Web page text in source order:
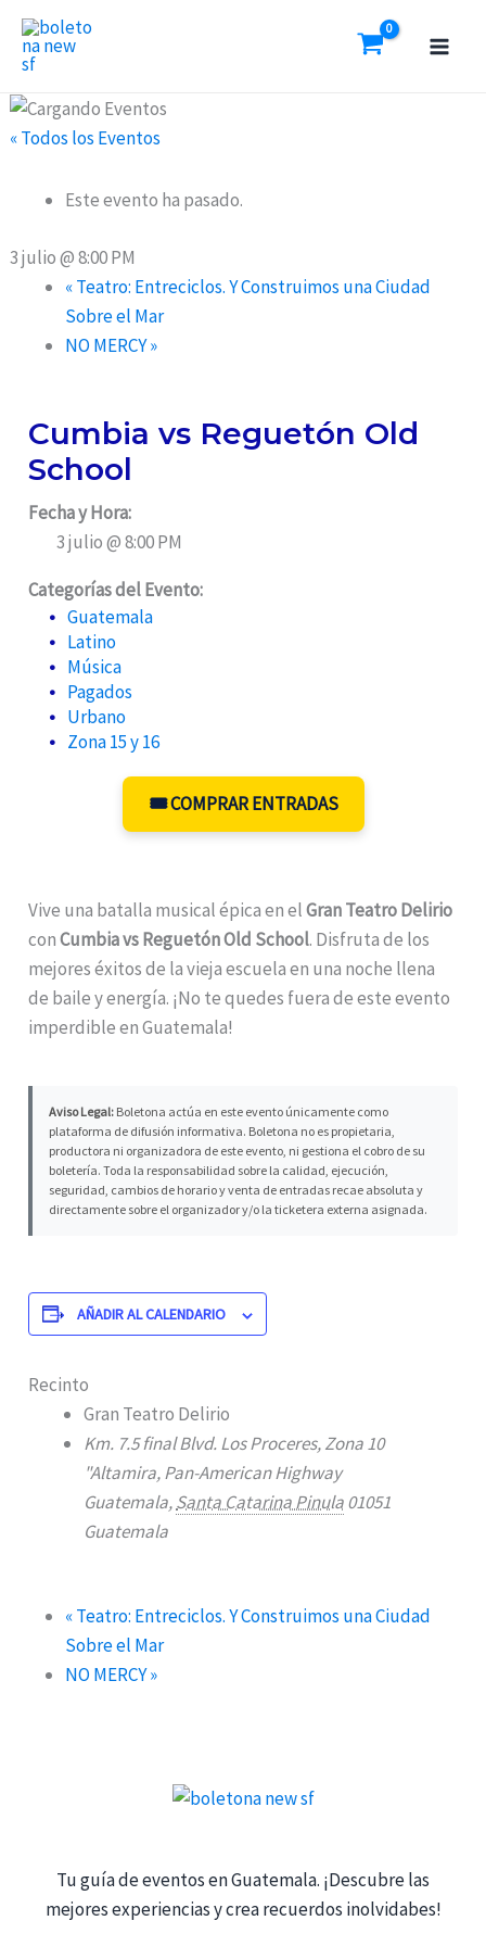
contenido
« Todos los Eventos
Este evento ha pasado.
3 julio @ 8:00 PM
«Teatro: Entreciclos. Y Construimos una Ciudad
Sobre el Mar
NO MERCY»
Cumbia vs Reguetón Old
School
Fecha y Hora:
3 julio @ 8:00 PM
Categorías del Evento:
Guatemala
Latino
Música
Pagados
Urbano
Zona 15 y 16
🎟️ COMPRAR ENTRADAS
Vive una batalla musical épica en elGran Teatro Delirio
conCumbia vs Reguetón Old School. Disfruta de los
mejores éxitos de la vieja escuela en una noche llena
de baile y energía. ¡No te quedes fuera de este evento
imperdible en Guatemala!
Aviso Legal: Boletona actúa en este evento únicamente como
plataforma de difusión informativa. Boletona no es propietaria,
productora ni organizadora de este evento, ni gestiona el cobro de su
boletería. Toda la responsabilidad sobre la calidad, ejecución,
seguridad, cambios de horario y venta de entradas recae absoluta y
directamente sobre el organizador y/o la ticketera externa asignada.
AÑADIR AL CALENDARIO
Recinto
Gran Teatro Delirio
Km. 7.5 final Blvd. Los Proceres, Zona 10
"Altamira, Pan-American Highway
Guatemala,Santa Catarina Pinula01051
Guatemala
«Teatro: Entreciclos. Y Construimos una Ciudad
Sobre el Mar
NO MERCY»
Tu guía de eventos en Guatemala. ¡Descubre las
mejores experiencias y crea recuerdos inolvidabes!